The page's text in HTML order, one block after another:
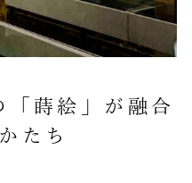
蒔絵」が融合
たち